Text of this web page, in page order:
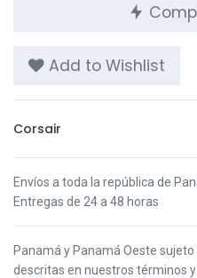
Add to Wishlist
Corsair
Envíos a toda la república de
Entregas de 24 a 48 horas
Panamá y Panamá Oeste sujeto
descritas en nuestros términos